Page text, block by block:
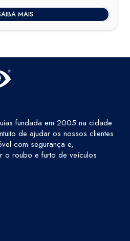
era:
R$400,00.
é:
R$379,00.
MAIS
fundada em 2005 na cidade
de ajudar os nossos clientes
com segurança e,
o roubo e furto de veículos.